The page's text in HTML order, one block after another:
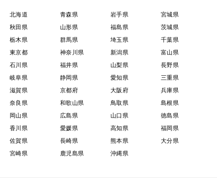
北海道 青森県 岩手県
宮城県
秋田県
山形県 福島県
茨城県
栃木県
群馬県 埼玉県
千葉県
東京都
神奈川県 新潟県
富山県
石川県
福井県 山梨県
長野県
岐阜県
静岡県 愛知県
三重県
滋賀県
京都府 大阪府
兵庫県
奈良県
和歌山県 鳥取県
島根県
岡山県
広島県 山口県
徳島県
香川県
愛媛県 高知県
福岡県
佐賀県
長崎県 熊本県
大分県
宮崎県
鹿児島県 沖縄県